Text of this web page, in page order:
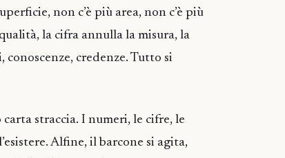
non c’è più area, non c’è più
la cifra annulla la misura, la
conoscenze, credenze. Tutto si
straccia. I numeri, le cifre, le
Alfine, il barcone si agita,